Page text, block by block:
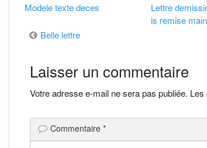
Modele texte deces
Lettre
is remise
Navigation
de
l’article
Belle lettre
Laisser un commentaire
Votre adresse e-mail ne sera pas publiée. Les
Commentaire *